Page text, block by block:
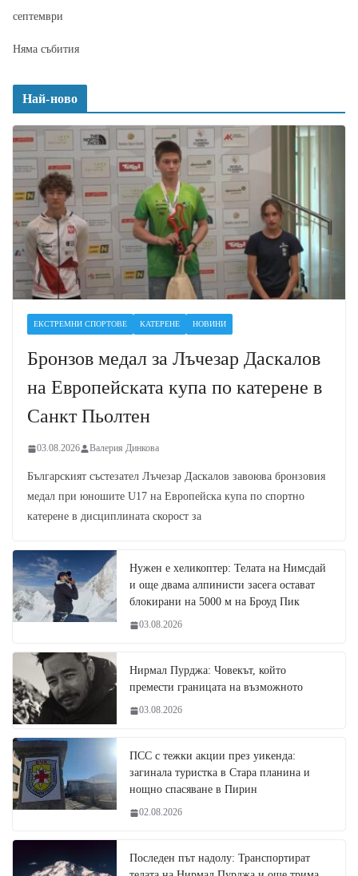
септември
Няма събития
Най-ново
ЕКСТРЕМНИ СПОРТОВЕ КАТЕРЕНЕ НОВИНИ
Бронзов медал за Лъчезар Даскалов
на Европейската купа по катерене в
Санкт Пьолтен
03.08.2026 Валерия Динкова
Българският състезател Лъчезар Даскалов завоюва бронзовия
медал при юношите U17 на Европейска купа по спортно
катерене в дисциплината скорост за
Нужен е хеликоптер: Телата на Нимсдай
и още двама алпинисти засега остават
блокирани на 5000 м на Броуд Пик
03.08.2026
Нирмал Пурджа: Човекът, който
премести границата на възможното
03.08.2026
ПСС с тежки акции през уикенда:
загинала туристка в Стара планина и
нощно спасяване в Пирин
02.08.2026
Последен път надолу: Транспортират